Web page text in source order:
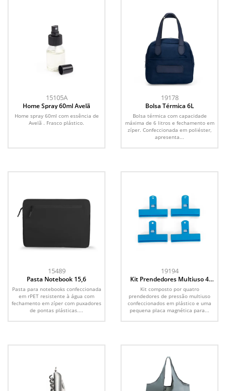
15105A
Home Spray 60ml Avelã
Home spray 60ml com essência de
Avelã . Frasco plástico.
19178
Bolsa Térmica 6L
Bolsa térmica com capacidade
máxima de 6 litros e fechamento em
zíper. Confeccionada em poliéster,
apresenta...
15489
Pasta Notebook 15,6
Pasta para notebooks confeccionada
em rPET resistente à água com
fechamento em zíper com puxadores
de pontas plásticas....
19194
Kit Prendedores Multiuso 4
Kit composto por quatro
prendedores de pressão multiuso
confeccionados em plástico e uma
pequena placa magnética para...